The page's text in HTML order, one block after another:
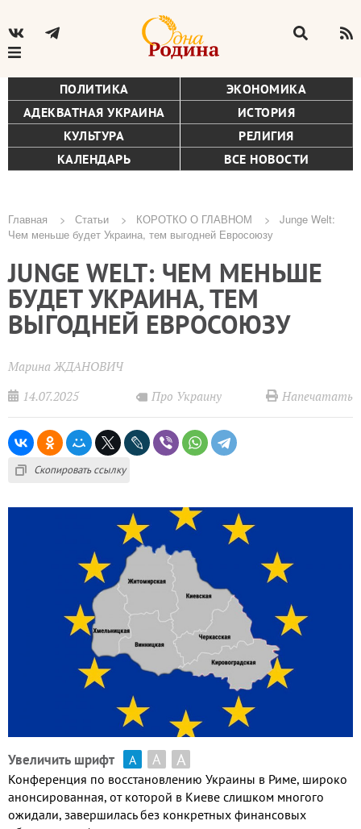
ПОЛИТИКА
ЭКОНОМИКА
АДЕКВАТНАЯ УКРАИНА
ИСТОРИЯ
КУЛЬТУРА
РЕЛИГИЯ
КАЛЕНДАРЬ
ВСЕ НОВОСТИ
Строка
навигации
Главная Статьи КОРОТКО О ГЛАВНОМ
Junge Welt:
Чем меньше будет Украина, тем выгодней Евросоюзу
JUNGE WELT: ЧЕМ МЕНЬШЕ
БУДЕТ УКРАИНА, ТЕМ
ВЫГОДНЕЙ ЕВРОСОЮЗУ
Марина ЖДАНОВИЧ
14.07.2025
Про Украину Напечатать
Скопировать ссылку
Увеличить шрифт А А А
Конференция по восстановлению Украины в Риме, широко
анонсированная, от которой в Киеве слишком многого
ожидали, завершилась без конкретных финансовых